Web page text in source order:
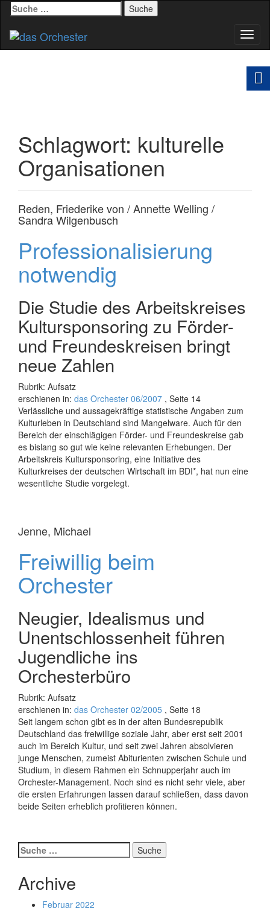
Suche
nach:
Schlagwort: kulturelle
Organisationen
Reden, Friederike von / Annette Welling /
Sandra Wilgenbusch
Professionalisierung
notwendig
Die Studie des Arbeitskreises
Kultursponsoring zu Förder-
und Freundeskreisen bringt
neue Zahlen
Rubrik: Aufsatz
erschienen in: das Orchester 06/2007 , Seite 14
Verlässliche und aussagekräftige statistische Angaben zum
Kulturleben in Deutschland sind Mangelware. Auch für den
Bereich der einschlägigen Förder- und Freundeskreise gab
es bislang so gut wie keine relevanten Erhebungen. Der
Arbeitskreis Kultursponsoring, eine Initiative des
Kulturkreises der deutschen Wirtschaft im BDI*, hat nun eine
wesentliche Studie vorgelegt.
Jenne, Michael
Freiwillig beim
Orchester
Neugier, Idealismus und
Unentschlossenheit führen
Jugendliche ins
Orchesterbüro
Rubrik: Aufsatz
erschienen in: das Orchester 02/2005 , Seite 18
Seit langem schon gibt es in der alten Bundesrepublik
Deutschland das freiwillige soziale Jahr, aber erst seit 2001
auch im Bereich Kultur, und seit zwei Jahren absolvieren
junge Menschen, zumeist Abiturienten zwischen Schule und
Studium, in diesem Rahmen ein Schnupperjahr auch im
Orchester-Management. Noch sind es nicht sehr viele, aber
die ersten Erfahrungen lassen darauf schließen, dass davon
beide Seiten erheblich profitieren können.
Suche
nach:
Archive
Februar 2022